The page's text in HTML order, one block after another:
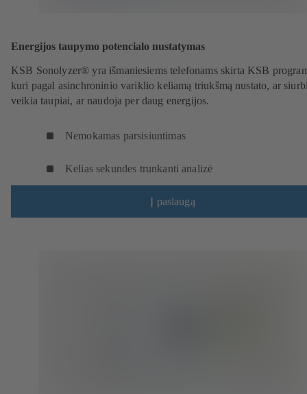
Energijos taupymo potencialo nustatymas
KSB Sonolyzer® yra išmaniesiems telefonams skirta KSB
kuri pagal asinchroninio variklio keliamą triukšmą nustato, ar
veikia taupiai, ar naudoja per daug energijos.
Nemokamas parsisiuntimas
Kelias sekundes trunkanti analizė
Į paslaugą